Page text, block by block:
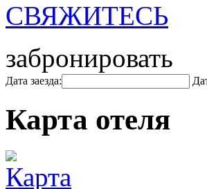
СВЯЖИТЕСЬ
забронировать
Дата заезда:
Карта отеля